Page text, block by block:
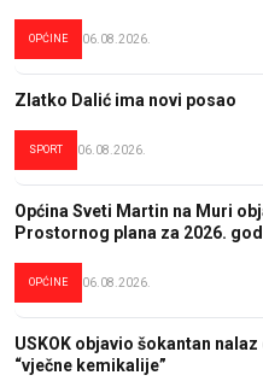
OPĆINE 06.08.2026.
Zlatko Dalić ima novi posao
SPORT 06.08.2026.
Općina Sveti Martin na Muri
Prostornog plana za 2026.
OPĆINE 06.08.2026.
USKOK objavio šokantan
“vječne kemikalije”